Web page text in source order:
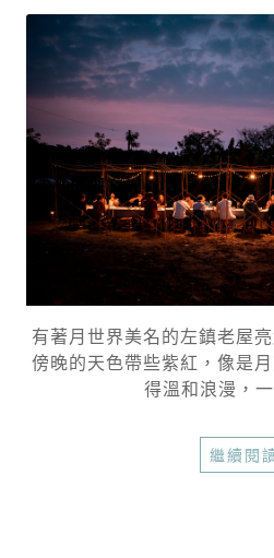
有著月世界美名的左鎮老屋
傍晚的天色帶些紫紅，像是
得溫和浪漫，
繼續閱